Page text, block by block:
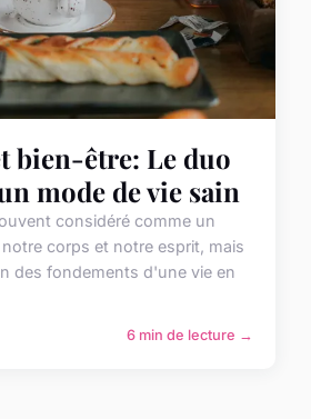
bien-être: Le duo
mode de vie sain
considéré comme un
corps et notre esprit, mais
des fondements d'une vie en
6 min de lecture →